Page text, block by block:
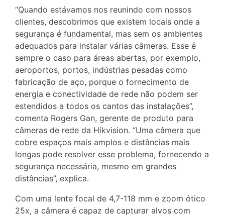
“Quando estávamos nos reunindo com nossos
clientes, descobrimos que existem locais onde a
segurança é fundamental, mas sem os ambientes
adequados para instalar várias câmeras. Esse é
sempre o caso para áreas abertas, por exemplo,
aeroportos, portos, indústrias pesadas como
fabricação de aço, porque o fornecimento de
energia e conectividade de rede não podem ser
estendidos a todos os cantos das instalações”,
comenta Rogers Gan, gerente de produto para
câmeras de rede da Hikvision. “Uma câmera que
cobre espaços mais amplos e distâncias mais
longas pode resolver esse problema, fornecendo a
segurança necessária, mesmo em grandes
distâncias”, explica.
Com uma lente focal de 4,7-118 mm e zoom ótico
25x, a câmera é capaz de capturar alvos com